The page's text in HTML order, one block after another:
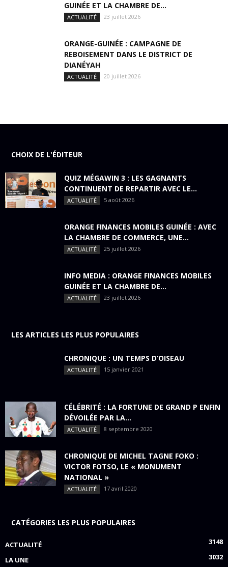
GUINÉE ET LA CHAMBRE DE...
ACTUALITÉ 23 juillet 2026
ORANGE-GUINÉE : CAMPAGNE DE
REBOISEMENT DANS LE DISTRICT DE
DIANÉYAH
ACTUALITÉ 20 juillet 2026
CHOIX DE L'ÉDITEUR
QUIZ MÉGAWIN 3 : LES GAGNANTS
CONTINUENT DE REPARTIR AVEC LE...
ACTUALITÉ 5 août 2026
ORANGE FINANCES MOBILES GUINÉE : AVEC
LA CHAMBRE DE COMMERCE, UNE...
ACTUALITÉ 25 juillet 2026
INFO MEDIA : ORANGE FINANCES MOBILES
GUINÉE ET LA CHAMBRE DE...
ACTUALITÉ 23 juillet 2026
LES ARTICLES LES PLUS POPULAIRES
CHRONIQUE : UN TEMPS D’OISEAU
ACTUALITÉ 15 janvier 2021
CÉLÉBRITÉ : LA FORTUNE DE GRAND P ENFIN
DÉVOILÉE PAR LA...
ACTUALITÉ 8 septembre 2020
CHRONIQUE DE MICHEL TAGNE FOKO :
VICTOR FOTSO, LE « MONUMENT
NATIONAL »
ACTUALITÉ 17 avril 2020
CATÉGORIES LES PLUS POPULAIRES
ACTUALITÉ
3148
LA UNE
3032